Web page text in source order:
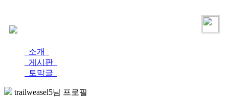
소개
게시판
토막글
trailweasel5님 프로필